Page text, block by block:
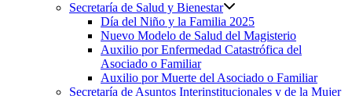
Secretaría de Salud y Bienestar
Día del Niño y la Familia 2025
Nuevo Modelo de Salud del Magisterio
Auxilio por Enfermedad Catastrófica del
Asociado o Familiar
Auxilio por Muerte del Asociado o Familiar
Secretaría de Asuntos Interinstitucionales y de la Mujer